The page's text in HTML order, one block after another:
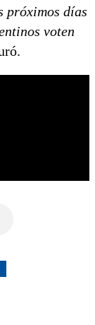
próximos días
voten